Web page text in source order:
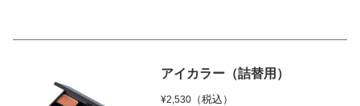
アイカラー（詰替用）
¥2,530 （税込）